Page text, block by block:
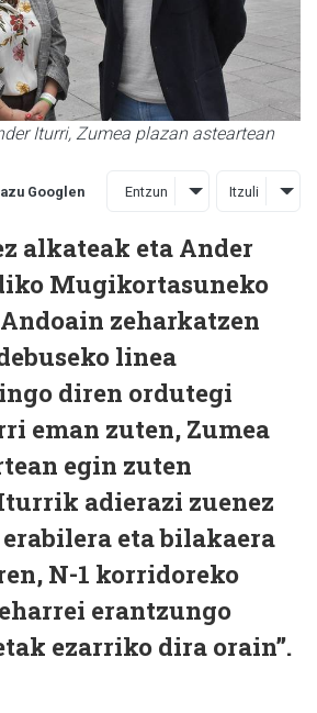
Iturri, Zumea plazan asteartean
Googlen Entzun Itzuli
alkateak eta Ander
Mugikortasuneko
zeharkatzen
linea
diren ordutegi
eman zuten, Zumea
egin zuten
adierazi zuenez
eta bilakaera
N-1 korridoreko
erantzungo
ezarriko dira orain”.